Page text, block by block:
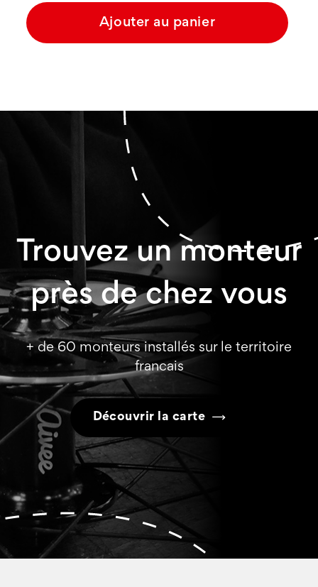
Ajouter au panier
Trouvez un monteur
près de chez vous
+ de 60 monteurs installés sur le territoire
francais
Découvrir la carte